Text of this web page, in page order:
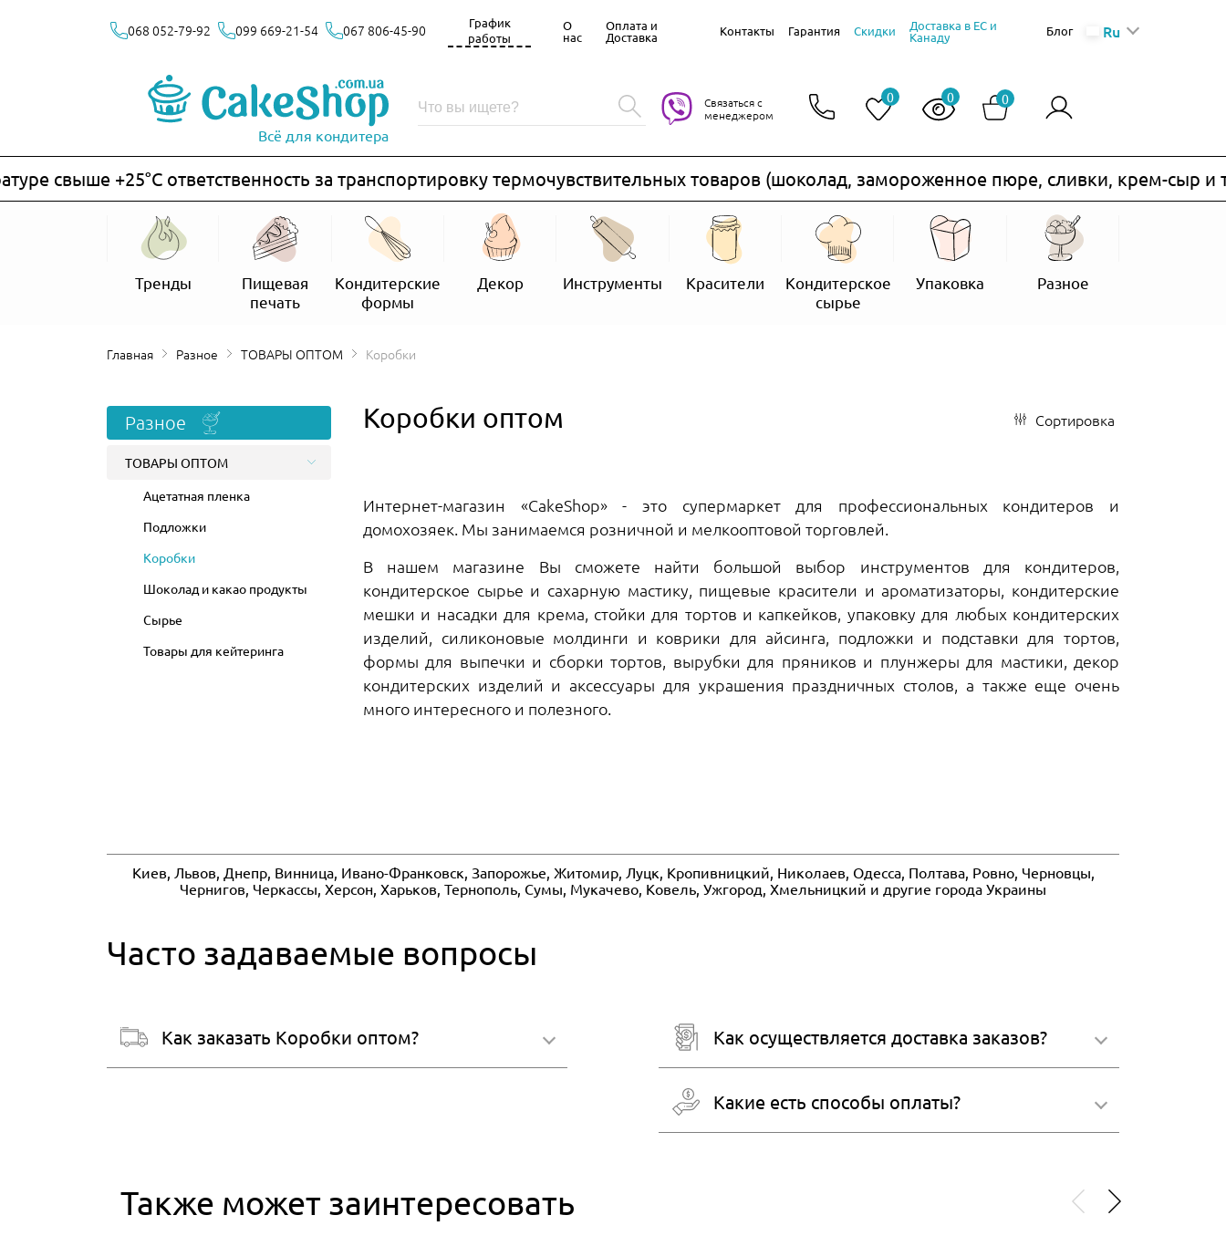
Всё для кондитера
0
0 0
Связаться с
менеджером
068 052-79-92 099 669-21-54 067 806-45-90
График
работы
О
нас
Оплата и
Доставка Контакты Гарантия Скидки Доставка в ЕС и
Канаду Блог Ru
свыше +25°C ответственность за транспортировку термочувствительных товаров (шоколад, замороженное пюре, сливки, крем-сыр и
Тренды
Пищевая
печать
Кондитерские
формы
Декор Инструменты Красители
Кондитерское
сырье
Упаковка Разное
Главная Разное ТОВАРЫ ОПТОМ Коробки
Разное
ТОВАРЫ ОПТОМ
Ацетатная пленка
Подложки
Коробки
Шоколад и какао продукты
Сырье
Товары для кейтеринга
Сортировка
Коробки оптом
Интернет-магазин «CakeShop» - это супермаркет для профессиональных кондитеров и
домохозяек. Мы занимаемся розничной и мелкооптовой торговлей.
В нашем магазине Вы сможете найти большой выбор инструментов для кондитеров,
кондитерское сырье и сахарную мастику, пищевые красители и ароматизаторы, кондитерские
мешки и насадки для крема, стойки для тортов и капкейков, упаковку для любых кондитерских
изделий, силиконовые молдинги и коврики для айсинга, подложки и подставки для тортов,
формы для выпечки и сборки тортов, вырубки для пряников и плунжеры для мастики, декор
кондитерских изделий и аксессуары для украшения праздничных столов, а также еще очень
много интересного и полезного.
Также может заинтересовать
Киев, Львов, Днепр, Винница, Ивано-Франковск, Запорожье, Житомир, Луцк, Кропивницкий, Николаев, Одесса, Полтава, Ровно, Черновцы,
Чернигов, Черкассы, Херсон, Харьков, Тернополь, Сумы, Мукачево, Ковель, Ужгород, Хмельницкий и другие города Украины
Часто задаваемые вопросы
Как заказать Коробки оптом? Как осуществляется доставка заказов?
Какие есть способы оплаты?